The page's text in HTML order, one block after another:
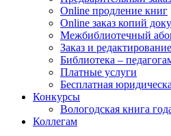
Online продление книг
Online заказ копий
Межбиблиотечный
Заказ и
Библиотека –
Платные услуги
Бесплатная
Конкурсы
Вологодская книга
Коллегам